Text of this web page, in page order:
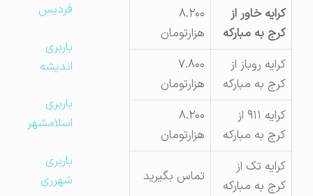
کرایه خاور از
کرج به مبارکه
۸.۲۰۰
هزارتومان
کرایه روباز از
کرج به مبارکه
۷.۸۰۰
هزارتومان
کرایه ۹۱۱ از
کرج به مبارکه
۸.۲۰۰
هزارتومان
کرایه تک از
کرج به مبارکه
تماس بگیرید
فردیس
باربری
اندیشه
باربری
اسلامشهر
باربری
شهرری